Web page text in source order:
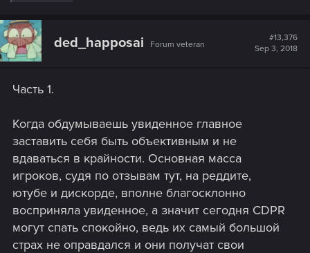
c
t
i
o
:
ded_happosai Forum veteran
#13,376
Sep 3, 2018
Часть 1.
Когда обдумываешь увиденное главное
заставить себя быть объективным и не
вдаваться в крайности. Основная масса
игроков, судя по отзывам тут, на реддите,
ютубе и дискорде, вполне благосклонно
восприняла увиденное, а значит сегодня CDPR
могут спать спокойно, ведь их самый большой
страх не оправдался и они получат свои